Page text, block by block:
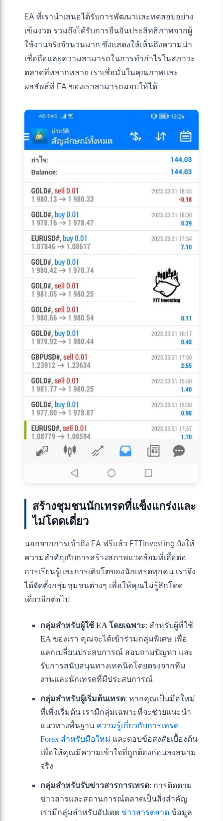
EA ที่เรานำเสนอได้รับการพัฒนาและทดสอบอย่าง
เข้มงวด รวมถึงได้รับการยืนยันประสิทธิภาพจากผู้
ใช้งานจริงจำนวนมาก ซึ่งแสดงให้เห็นถึงความน่า
เชื่อถือและความสามารถในการทำกำไรในสภาวะ
ตลาดที่หลากหลาย เราเชื่อมั่นในคุณภาพและ
ผลลัพธ์ที่ EA ของเราสามารถมอบให้ได้
สร้างชุมชนนักเทรดที่แข็งแกร่งและ
ไม่โดดเดี่ยว
นอกจากการเข้าถึง EA ฟรีแล้ว FTTInvesting ยังให้
ความสำคัญกับการสร้างสภาพแวดล้อมที่เอื้อต่อ
การเรียนรู้และการเติบโตของนักเทรดทุกคน เราจึง
ได้จัดตั้งกลุ่มชุมชนต่างๆ เพื่อให้คุณไม่รู้สึกโดด
เดี่ยวอีกต่อไป
กลุ่มสำหรับผู้ใช้ EA โดยเฉพาะ: สำหรับผู้ที่ใช้
EA ของเรา คุณจะได้เข้าร่วมกลุ่มพิเศษ เพื่อ
แลกเปลี่ยนประสบการณ์ สอบถามปัญหา และ
รับการสนับสนุนทางเทคนิคโดยตรงจากทีม
งานและนักเทรดที่มีประสบการณ์
กลุ่มสำหรับผู้เริ่มต้นเทรด: หากคุณเป็นมือใหม่
ที่เพิ่งเริ่มต้น เรามีกลุ่มเฉพาะที่จะช่วยแนะนำ
แนวทางพื้นฐาน ความรู้เกี่ยวกับการเทรด
Forex สำหรับมือใหม่ และตอบข้อสงสัยเบื้องต้น
เพื่อให้คุณมีความเข้าใจที่ถูกต้องก่อนลงสนาม
จริง
กลุ่มสำหรับรับข่าวสารการเทรด: การติดตาม
ข่าวสารและสถานการณ์ตลาดเป็นสิ่งสำคัญ
เรามีกลุ่มสำหรับอัปเดต ข่าวสารตลาด ข้อมูล